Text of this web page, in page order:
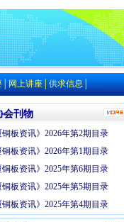
│网上讲座│供求信息│
会刊物
铜板资讯》2026年第2期目录
铜板资讯》2026年第1期目录
铜板资讯》2025年第6期目录
铜板资讯》2025年第5期目录
铜板资讯》2025年第4期目录